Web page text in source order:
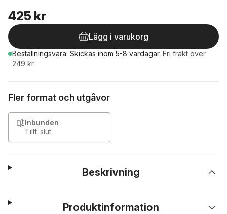
425 kr
Lägg i varukorg
Beställningsvara. Skickas inom 5-8 vardagar. Fri frakt över
249 kr.
Fler format och utgåvor
Inbunden
Tillf. slut
Beskrivning
Produktinformation